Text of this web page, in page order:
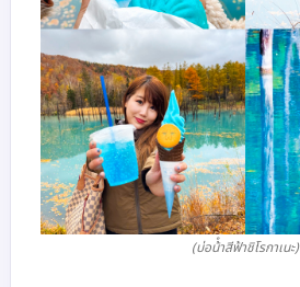
(บ่อน้ําสีฟ้าชิโรกาเนะ)